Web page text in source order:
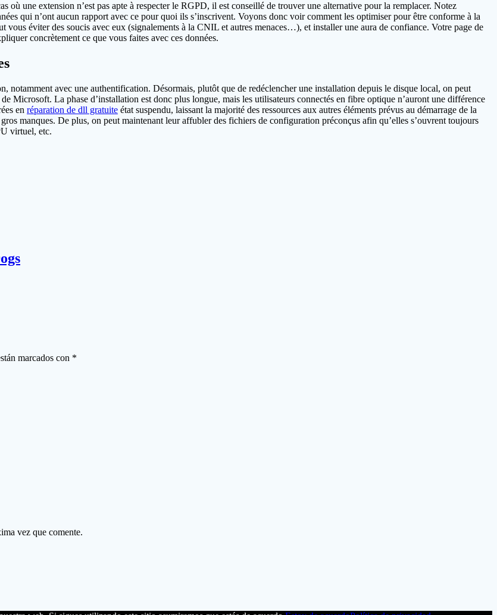
où une extension n’est pas apte à respecter le RGPD, il est conseillé de trouver une alternative pour la remplacer. Notez
qui n’ont aucun rapport avec ce pour quoi ils s’inscrivent. Voyons donc voir comment les optimiser pour être conforme à la
vous éviter des soucis avec eux (signalements à la CNIL et autres menaces…), et installer une aura de confiance. Votre page de
concrètement ce que vous faites avec ces données.
notamment avec une authentification. Désormais, plutôt que de redéclencher une installation depuis le disque local, on peut
Microsoft. La phase d’installation est donc plus longue, mais les utilisateurs connectés en fibre optique n’auront une différence
en réparation de dll gratuite état suspendu, laissant la majorité des ressources aux autres éléments prévus au démarrage de la
manques. De plus, on peut maintenant leur affubler des fichiers de configuration préconçus afin qu’elles s’ouvrent toujours
virtuel, etc.
marcados con *
vez que comente.